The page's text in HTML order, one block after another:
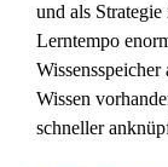
und als
Lerntempo
Wissen
schneller